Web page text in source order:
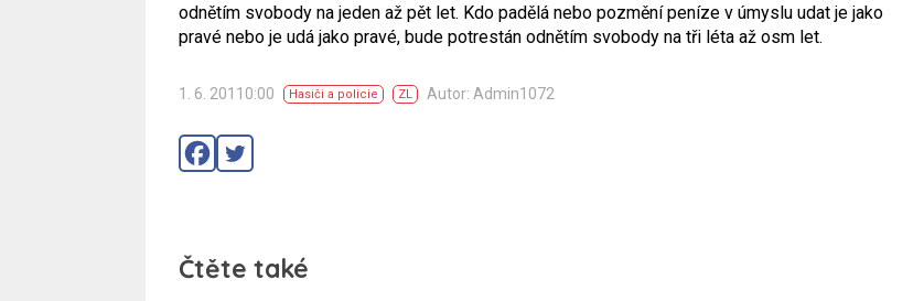
odnětím svobody na jeden až pět let. Kdo padělá nebo pozmění peníze v úmyslu udat je jako
pravé nebo je udá jako pravé, bude potrestán odnětím svobody na tři léta až osm let.
1. 6. 20110:00 Hasiči a policie ZL Autor: Admin1072
Čtěte také